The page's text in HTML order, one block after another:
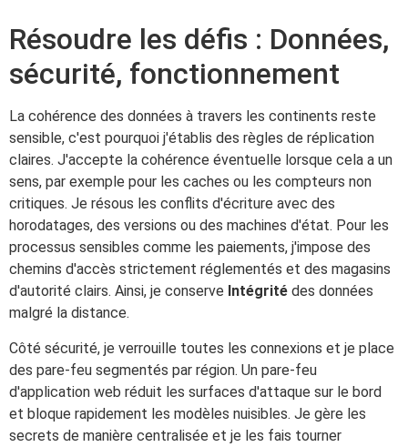
Résoudre les défis : Données,
sécurité, fonctionnement
La cohérence des données à travers les continents reste
sensible, c'est pourquoi j'établis des règles de réplication
claires. J'accepte la cohérence éventuelle lorsque cela a un
sens, par exemple pour les caches ou les compteurs non
critiques. Je résous les conflits d'écriture avec des
horodatages, des versions ou des machines d'état. Pour les
processus sensibles comme les paiements, j'impose des
chemins d'accès strictement réglementés et des magasins
d'autorité clairs. Ainsi, je conserve Intégrité des données
malgré la distance.
Côté sécurité, je verrouille toutes les connexions et je place
des pare-feu segmentés par région. Un pare-feu
d'application web réduit les surfaces d'attaque sur le bord
et bloque rapidement les modèles nuisibles. Je gère les
secrets de manière centralisée et je les fais tourner